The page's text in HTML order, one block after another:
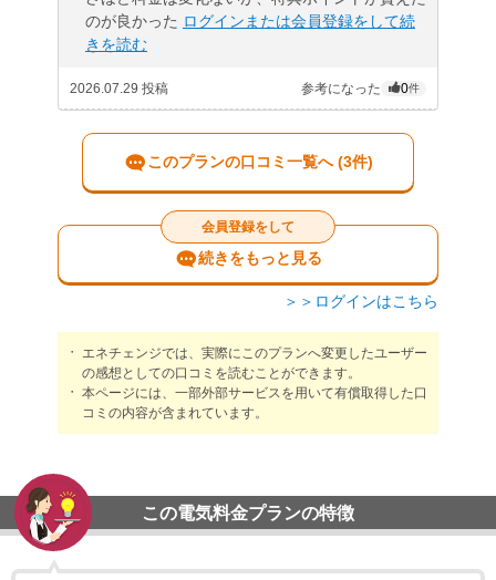
のが良かった ログインまたは会員登録をして続
きを読む
2026.07.29 投稿 参考になった 0件
このプランの口コミ一覧へ (3件)
会員登録をして
続きをもっと見る
＞＞ログインはこちら
エネチェンジでは、実際にこのプランへ変更したユーザー
の感想としての口コミを読むことができます。
本ページには、一部外部サービスを用いて有償取得した口
コミの内容が含まれています。
この電気料金プランの特徴